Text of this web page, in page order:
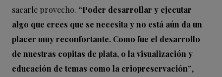
sacarle provecho. “Poder desarrollar y ejecutar
algo que crees que se necesita y no está aún da un
placer muy reconfortante. Como fue el desarrollo
de nuestras copitas de plata, o la visualización y
educación de temas como la criopreservación”,